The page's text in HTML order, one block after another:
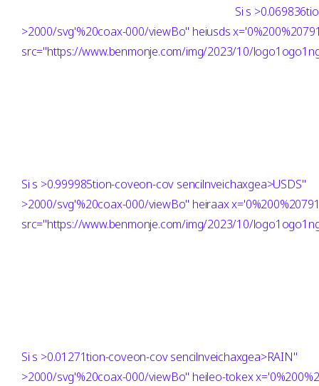
Si s
>2000/svg'%20coax-000/viewBo" heiusds
src="https://www.benmonje.com/img/2023/10/
Si s >0.999985tion-coveon-cov sencilnveichaxgea>USDS"
>2000/svg'%20coax-000/viewBo" heiraax
src="https://www.benmonje.com/img/2023/10/
Si s >0.01271tion-coveon-cov sencilnveichaxgea>RAIN"
>2000/svg'%20coax-000/viewBo" heileo-tokex